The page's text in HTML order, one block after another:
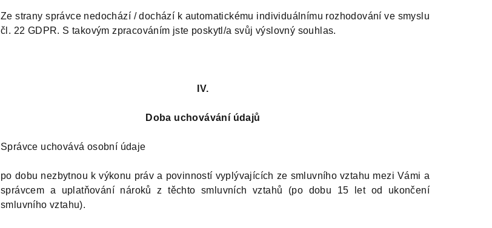
Ze strany správce nedochází / dochází k automatickému individuálnímu rozhodování ve smyslu
čl. 22 GDPR. S takovým zpracováním jste poskytl/a svůj výslovný souhlas.
IV.
Doba uchovávání údajů
Správce uchovává osobní údaje
po dobu nezbytnou k výkonu práv a povinností vyplývajících ze smluvního vztahu mezi Vámi a
správcem a uplatňování nároků z těchto smluvních vztahů (po dobu 15 let od ukončení
smluvního vztahu).